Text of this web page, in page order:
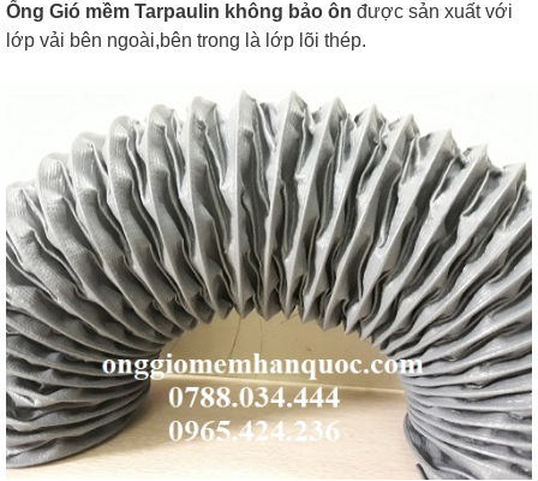
Ống Gió mềm Tarpaulin không bảo ôn được sản xuất với
lớp vải bên ngoài,bên trong là lớp lõi thép.